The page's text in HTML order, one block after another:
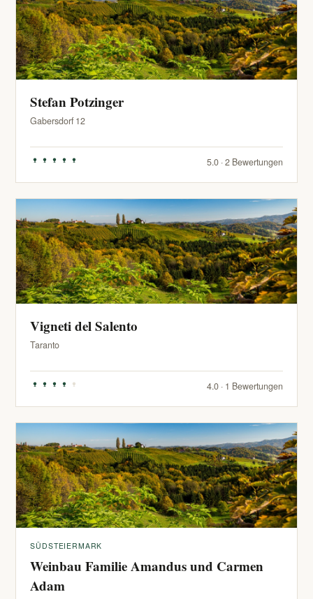
Stefan Potzinger
Gabersdorf 12
5.0 · 2 Bewertungen
Vigneti del Salento
Taranto
4.0 · 1 Bewertungen
SÜDSTEIERMARK
Weinbau Familie Amandus und Carmen
Adam